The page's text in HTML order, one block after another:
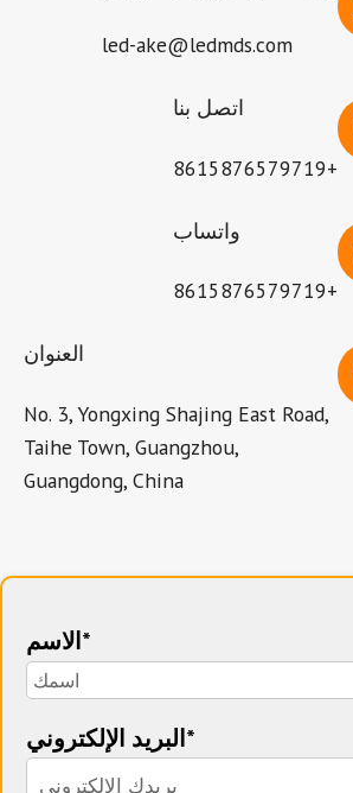
led-ake@ledmds.com
اتصل بنا
+8615876579719
واتساب
+8615876579719
العنوان
No. 3, Yongxing Shajing East Road,
Taihe Town, Guangzhou,
Guangdong, China
الاسم*
البريد الإلكتروني*